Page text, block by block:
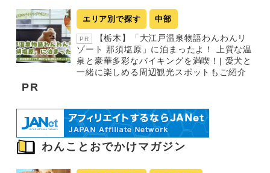
エリア別で探す 中部
PR
【栃木】「大江戸温泉物語わんわんリ
ゾート 那須塩原」に泊まったよ！ 上質な温
泉と豪華多彩なバイキングを満喫！| 愛犬と
一緒に楽しめる周辺観光スポットもご紹介
PR
わんことおでかけマガジン